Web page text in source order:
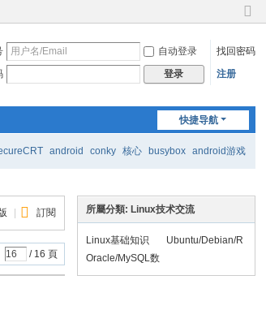
切
到
自动登录
找回密码
登录 注册
快捷导航
android conky 核心 busybox android游戏
訂閱
/ 16 頁
所屬分類: Linux技术交流
Linux基础知识
Ubuntu/Debian/R
Oracle/MySQL数
据库